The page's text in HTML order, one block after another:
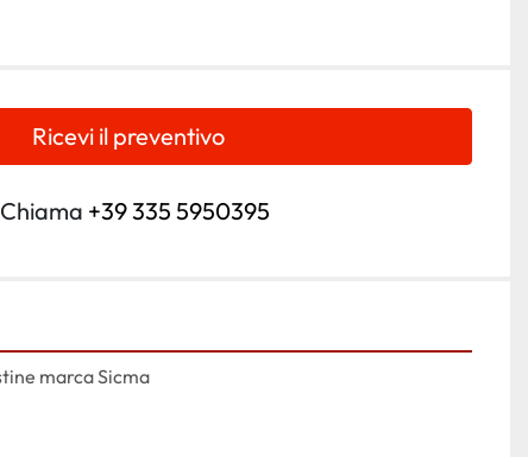
Ricevi il preventivo
Chiama +39 335 5950395
marca Sicma